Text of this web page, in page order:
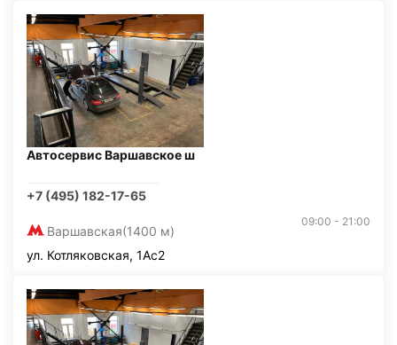
Автосервис Варшавское ш
+7 (495) 182-17-65
Варшавская(1400 м)
09:00 - 21:00
ул. Котляковская, 1Ас2